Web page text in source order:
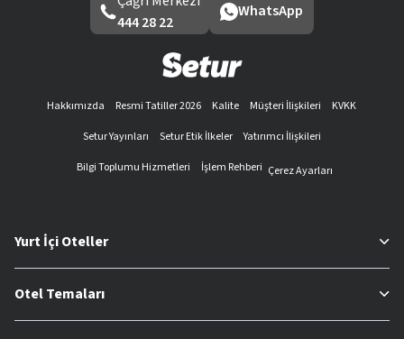
444 28 22
WhatsApp
Hakkımızda Resmi Tatiller 2026 Kalite Müşteri İlişkileri
KVKK
Setur Yayınları
Setur Etik İlkeler
Yatırımcı İlişkileri
Bilgi Toplumu Hizmetleri
İşlem Rehberi Çerez Ayarları
Yurt İçi Oteller
Otel Temaları